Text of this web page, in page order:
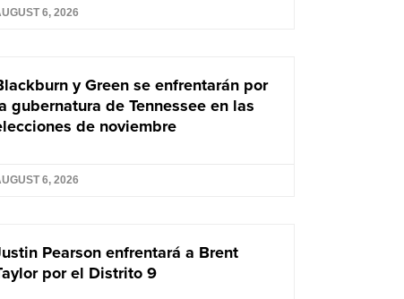
6, 2026
y Green se enfrentarán por
gubernatura de Tennessee en las
de noviembre
6, 2026
Pearson enfrentará a Brent
por el Distrito 9